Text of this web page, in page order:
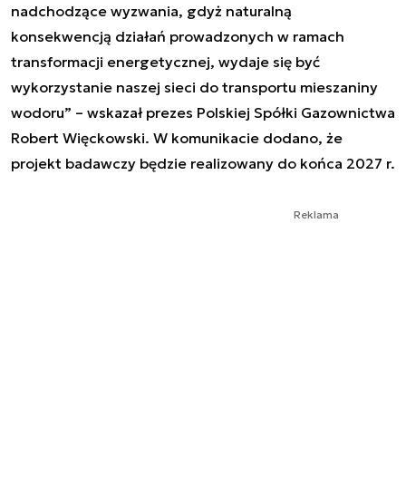
nadchodzące wyzwania, gdyż naturalną
konsekwencją działań prowadzonych w ramach
transformacji energetycznej, wydaje się być
wykorzystanie naszej sieci do transportu mieszaniny
wodoru” – wskazał prezes Polskiej Spółki Gazownictwa
Robert Więckowski. W komunikacie dodano, że
projekt badawczy będzie realizowany do końca 2027 r.
Reklama